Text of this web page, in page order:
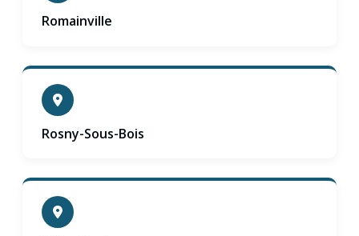
Romainville
Rosny-Sous-Bois